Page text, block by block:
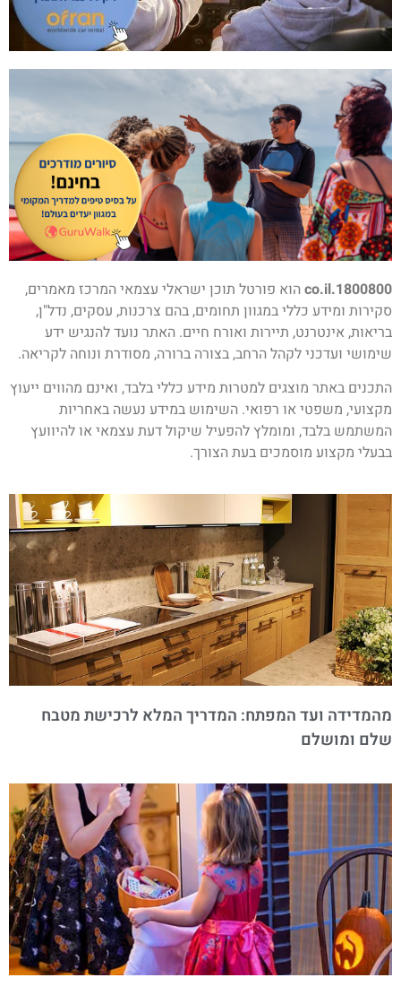
1800800.co.il
הוא פורטל תוכן ישראלי עצמאי המרכז מאמרים,
סקירות ומידע כללי במגוון תחומים, בהם צרכנות, עסקים, נדל"ן,
בריאות, אינטרנט, תיירות ואורח חיים. האתר נועד להנגיש ידע
שימושי ועדכני לקהל הרחב, בצורה ברורה, מסודרת ונוחה לקריאה.
התכנים באתר מוצגים למטרות מידע כללי בלבד, ואינם מהווים ייעוץ
מקצועי, משפטי או רפואי. השימוש במידע נעשה באחריות
המשתמש בלבד, ומומלץ להפעיל שיקול דעת עצמאי או להיוועץ
בבעלי מקצוע מוסמכים בעת הצורך.
מהמדידה ועד המפתח: המדריך המלא לרכישת מטבח
שלם ומושלם